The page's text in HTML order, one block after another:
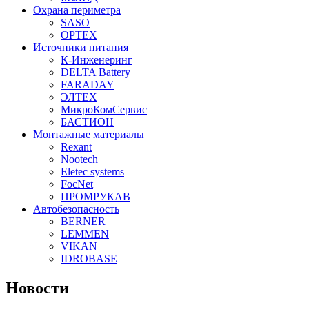
Охрана периметра
SASO
OPTEX
Источники питания
К-Инженеринг
DELTA Battery
FARADAY
ЭЛТЕХ
МикроКомСервис
БАСТИОН
Монтажные материалы
Rexant
Nootech
Eletec systems
FocNet
ПРОМРУКАВ
Автобезопасность
BERNER
LEMMEN
VIKAN
IDROBASE
Новости